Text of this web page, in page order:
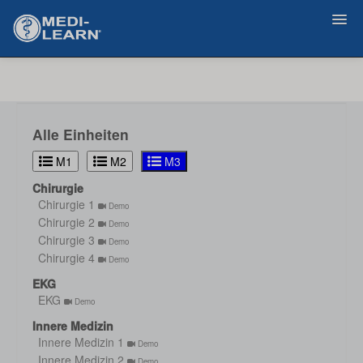
Alle Einheiten
M1 M2
M3
Chirurgie
Chirurgie 1
Demo
Chirurgie 2 Demo
Chirurgie 3 Demo
Chirurgie 4 Demo
EKG
EKG
Demo
Innere Medizin
Innere Medizin 1
Demo
Innere Medizin 2